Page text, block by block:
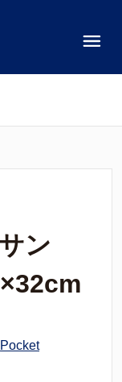
ン
Pocket